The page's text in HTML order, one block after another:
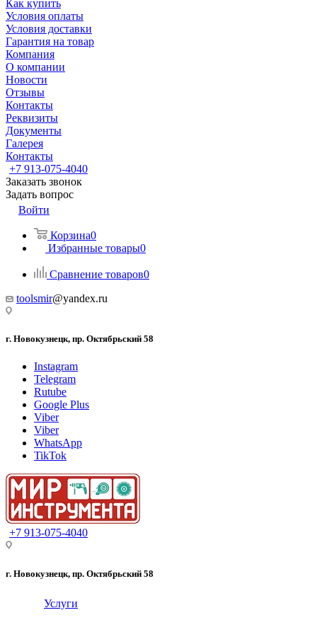
Как купить
Условия оплаты
Условия доставки
Гарантия на товар
Компания
О компании
Новости
Отзывы
Контакты
Реквизиты
Документы
Галерея
Контакты
+7 913-075-4040
Заказать звонок
Задать вопрос
Войти
Корзина0
Избранные товары0
Сравнение товаров0
toolsmir@yandex.ru
г. Новокузнецк, пр. Октябрьский 58
Instagram
Telegram
Rutube
Google Plus
Viber
Viber
WhatsApp
TikTok
+7 913-075-4040
г. Новокузнецк, пр. Октябрьский 58
Услуги